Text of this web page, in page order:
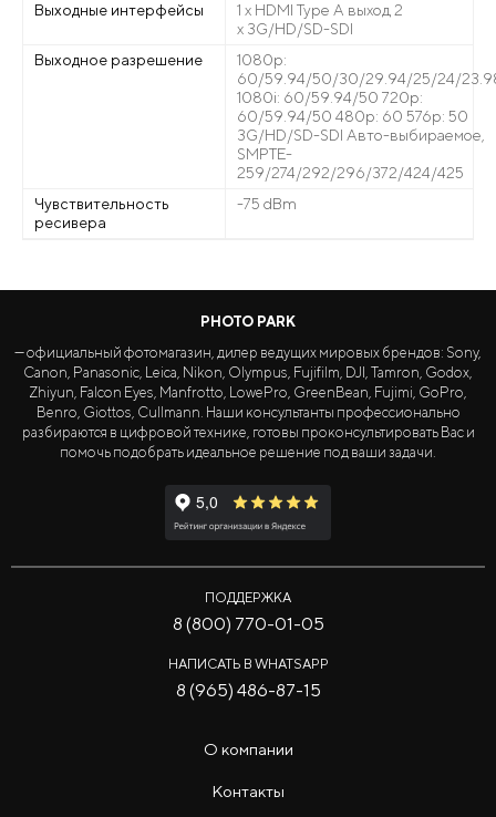
Выходные интерфейсы
1 x HDMI Type A выход 2
x 3G/HD/SD-SDI
Выходное разрешение
1080p:
60/59.94/50/30/29.94/25/24/
1080i: 60/59.94/50 720p:
60/59.94/50 480p: 60 576p: 50
3G/HD/SD-SDI Авто-выбираемое,
SMPTE-
259/274/292/296/372/424/425
Чувствительность
ресивера
-75 dBm
PHOTO PARK
— официальный фотомагазин, дилер ведущих мировых брендов: Sony,
Canon, Panasonic, Leica, Nikon, Olympus, Fujifilm, DJI, Tamron, Godox,
Zhiyun, Falcon Eyes, Manfrotto, LowePro, GreenBean, Fujimi, GoPro,
Benro, Giottos, Cullmann. Наши консультанты профессионально
разбираются в цифровой технике, готовы проконсультировать Вас и
помочь подобрать идеальное решение под ваши задачи.
ПОДДЕРЖКА
8 (800) 770-01-05
НАПИСАТЬ В WHATSAPP
8 (965) 486-87-15
О компании
Контакты